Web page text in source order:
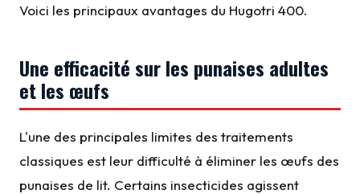
Voici les principaux avantages du Hugotri 400.
Une efficacité sur les punaises adultes
et les œufs
L'une des principales limites des traitements
classiques est leur difficulté à éliminer les œufs des
punaises de lit. Certains insecticides agissent